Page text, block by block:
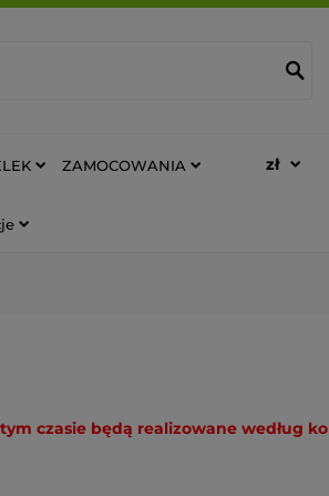
ZAMOCOWANIA
czasie będą realizowane według